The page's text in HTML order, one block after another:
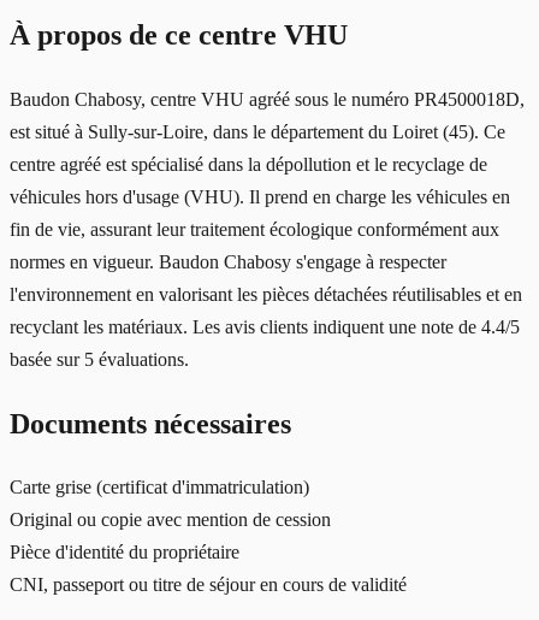
À propos de ce centre VHU
Baudon Chabosy, centre VHU agréé sous le numéro PR4500018D,
est situé à Sully-sur-Loire, dans le département du Loiret (45). Ce
centre agréé est spécialisé dans la dépollution et le recyclage de
véhicules hors d'usage (VHU). Il prend en charge les véhicules en
fin de vie, assurant leur traitement écologique conformément aux
normes en vigueur. Baudon Chabosy s'engage à respecter
l'environnement en valorisant les pièces détachées réutilisables et en
recyclant les matériaux. Les avis clients indiquent une note de 4.4/5
basée sur 5 évaluations.
Documents nécessaires
Carte grise (certificat d'immatriculation)
Original ou copie avec mention de cession
Pièce d'identité du propriétaire
CNI, passeport ou titre de séjour en cours de validité